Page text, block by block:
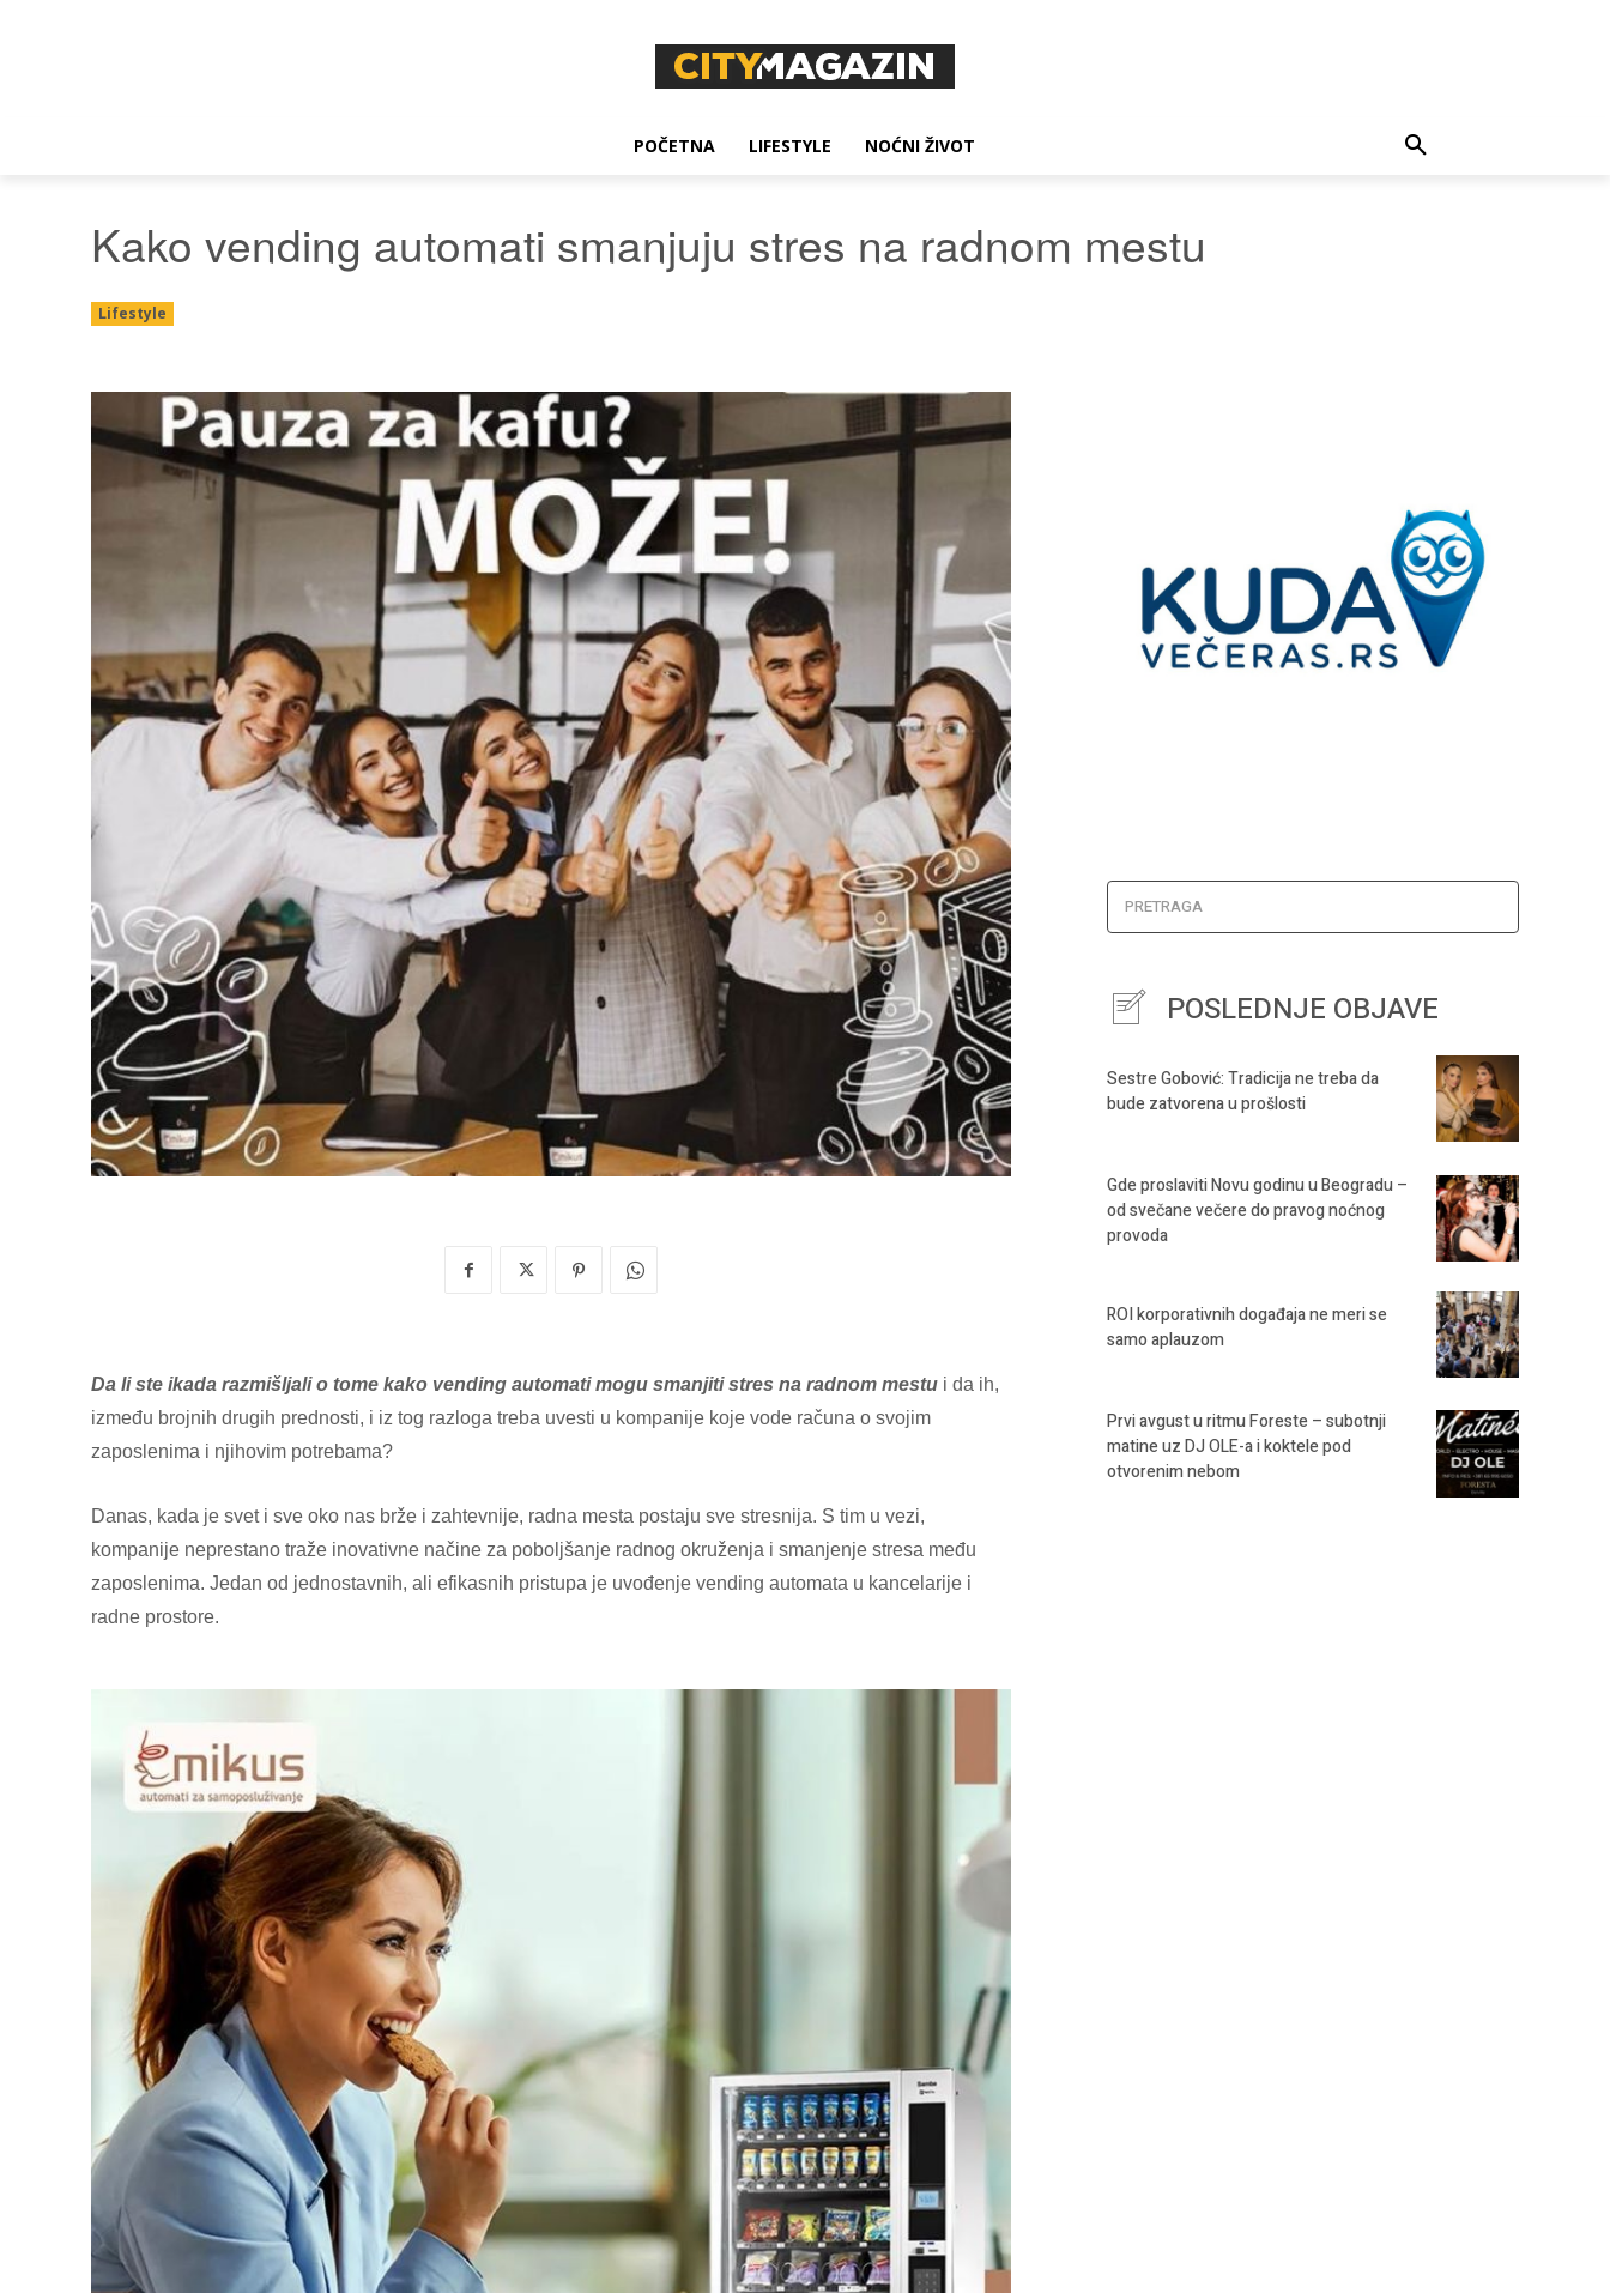
POČETNA LIFESTYLE NOĆNI ŽIVOT
Kako vending automati smanjuju stres na radnom mestu
Lifestyle
Da li ste ikada razmišljali o tome kako vending automati mogu smanjiti stres na radnom mestu i da ih,
između brojnih drugih prednosti, i iz tog razloga treba uvesti u kompanije koje vode računa o svojim
zaposlenima i njihovim potrebama?
Danas, kada je svet i sve oko nas brže i zahtevnije, radna mesta postaju sve stresnija. S tim u vezi,
kompanije neprestano traže inovativne načine za poboljšanje radnog okruženja i smanjenje stresa među
zaposlenima. Jedan od jednostavnih, ali efikasnih pristupa je uvođenje vending automata u kancelarije i
radne prostore.
PRETRAGA
POSLEDNJE OBJAVE
Sestre Gobović: Tradicija ne treba da
bude zatvorena u prošlosti
Gde proslaviti Novu godinu u Beogradu –
od svečane večere do pravog noćnog
provoda
ROI korporativnih događaja ne meri se
samo aplauzom
Prvi avgust u ritmu Foreste – subotnji
matine uz DJ OLE-a i koktele pod
otvorenim nebom